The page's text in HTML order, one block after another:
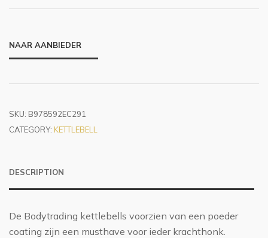
NAAR AANBIEDER
SKU: B978592EC291
CATEGORY: KETTLEBELL
DESCRIPTION
De Bodytrading kettlebells voorzien van een poeder
coating zijn een musthave voor ieder krachthonk.